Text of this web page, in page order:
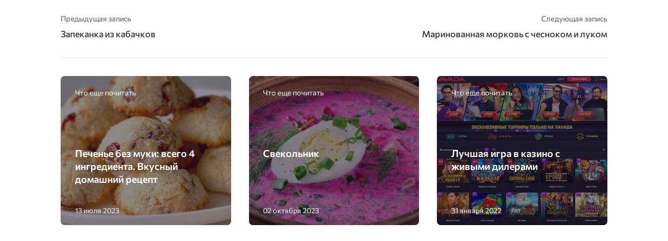
Предыдущая запись
Запеканка из кабачков
Следующая запись
Маринованная морковь с чесноком и луком
Что еще почитать
Печенье без муки: всего 4
ингредиента. Вкусный
домашний рецепт
13 июля 2023
Что еще почитать
Свекольник
02 октября 2023
Что еще почитать
Лучшая игра в казино с
живыми дилерами
31 января 2022